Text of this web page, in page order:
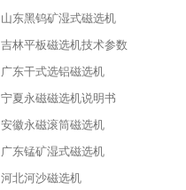
山东黑钨矿湿式磁选机
吉林平板磁选机技术参数
广东干式选铝磁选机
宁夏永磁磁选机说明书
安徽永磁滚筒磁选机
广东锰矿湿式磁选机
河北河沙磁选机